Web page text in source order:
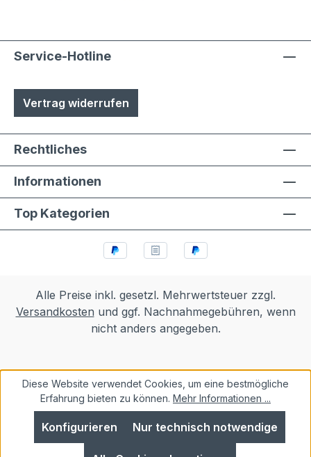
Service-Hotline
Vertrag widerrufen
Rechtliches
Informationen
Top Kategorien
Alle Preise inkl. gesetzl. Mehrwertsteuer zzgl.
Versandkosten und ggf. Nachnahmegebühren, wenn
nicht anders angegeben.
Diese Website verwendet Cookies, um eine bestmögliche
Erfahrung bieten zu können. Mehr Informationen ...
Nur technisch notwendige
Konfigurieren